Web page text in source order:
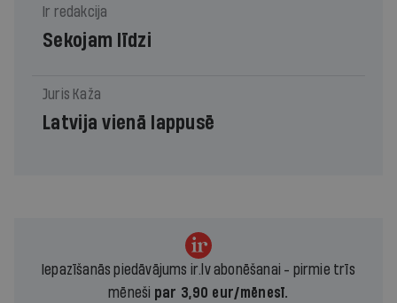
Ir redakcija
Sekojam līdzi
Juris Kaža
Latvija vienā lappusē
Iepazīšanās piedāvājums ir.lv abonēšanai - pirmie trīs
mēneši par 3,90 eur/mēnesī.